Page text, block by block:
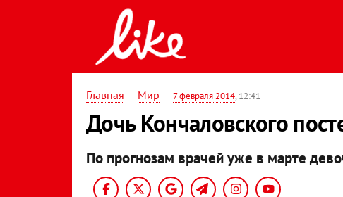
Главная — Мир — 7 февраля 2014, 12:41
Дочь Кончаловского
По прогнозам врачей уже в марте